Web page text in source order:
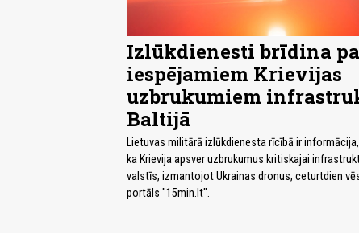
Izlūkdienesti brīdina
iespējamiem Krievijas
uzbrukumiem
Baltijā
Lietuvas militārā izlūkdienesta rīcībā ir
ka Krievija apsver uzbrukumus kritiskajai
valstīs, izmantojot Ukrainas dronus, ceturtdien
portāls "15min.lt".